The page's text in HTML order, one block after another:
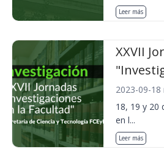
Leer más
XXVII
2023-09-18
18, 19 y 20
en l...
Leer más